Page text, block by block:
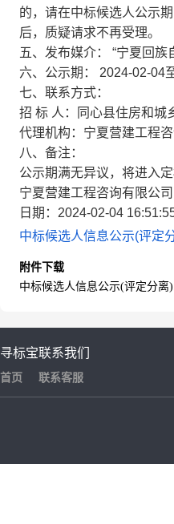
的，请在中标候选人公示
后，质疑请求不再受理。
五、发布媒介： “宁夏回族
六、公示期： 2024-02-04
七、联系方式：
招 标 人：同心县住房
代理机构：宁夏营建工
八、备注：
公示期满无异议，将进入
宁夏营建工程咨询有限公司
日期：2024-02-04
中标候选人信息公示(评定
附件下载
中标候选人信息公示(评定分离
寻标宝
首页
联系我们
联系客服